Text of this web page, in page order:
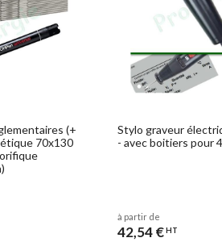
(+
70x130
Stylo graveur
- avec boitiers pour
à partir de
42,54 €HT